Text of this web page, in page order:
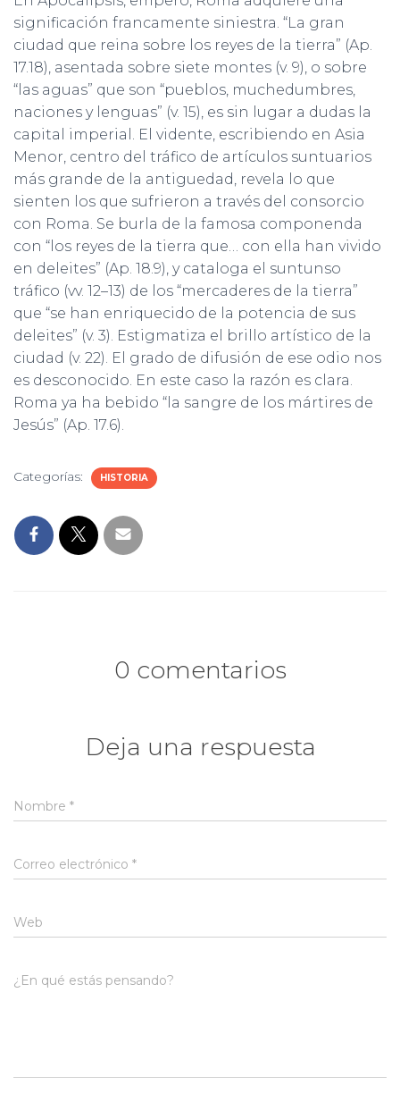
significación francamente siniestra. “La gran
ciudad que reina sobre los reyes de la tierra” (Ap.
17.18), asentada sobre siete montes (v. 9), o sobre
“las aguas” que son “pueblos, muchedumbres,
naciones y lenguas” (v. 15), es sin lugar a dudas la
capital imperial. El vidente, escribiendo en Asia
Menor, centro del tráfico de artículos suntuarios
más grande de la antiguedad, revela lo que
sienten los que sufrieron a través del consorcio
con Roma. Se burla de la famosa componenda
con “los reyes de la tierra que… con ella han vivido
en deleites” (Ap. 18.9), y cataloga el suntunso
tráfico (vv. 12–13) de los “mercaderes de la tierra”
que “se han enriquecido de la potencia de sus
deleites” (v. 3). Estigmatiza el brillo artístico de la
ciudad (v. 22). El grado de difusión de ese odio nos
es desconocido. En este caso la razón es clara.
Roma ya ha bebido “la sangre de los mártires de
Jesús” (Ap. 17.6).
Categorías: HISTORIA
0 comentarios
Deja una respuesta
Nombre *
Correo electrónico *
Web
¿En qué estás pensando?